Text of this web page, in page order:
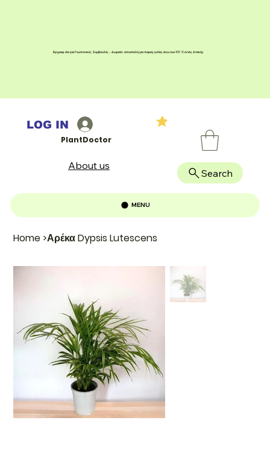
Home >Αρέκα Dypsis Lutescens
Εγγραφείτε για Γεωπονικές Συμβουλές - Δωρεάν αποστολή για παραγγελίες άνω των 100 € εντός Αττικής
PlantDoctor
Search
MENU
LOG IN
About us